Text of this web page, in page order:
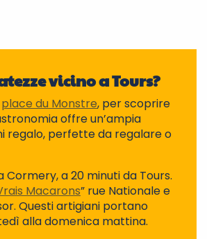
vicino a Tours?
place du Monstre, per scoprire
offre un’ampia
regalo, perfette da regalare o
a 20 minuti da Tours.
Macarons” rue Nationale e
Questi artigiani portano
alla domenica mattina.